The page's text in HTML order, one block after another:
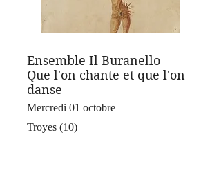
Ensemble Il Buranello
Que l'on chante et que l'on
danse
Mercredi 01 octobre
Troyes (10)